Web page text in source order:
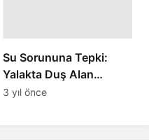
Su Sorununa Tepki:
Yalakta Duş Alan
Vatandaş
3 yıl önce